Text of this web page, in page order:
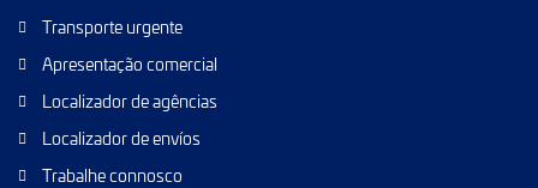
Transporte urgente
Apresentação comercial
Localizador de agências
Localizador de envíos
Trabalhe connosco